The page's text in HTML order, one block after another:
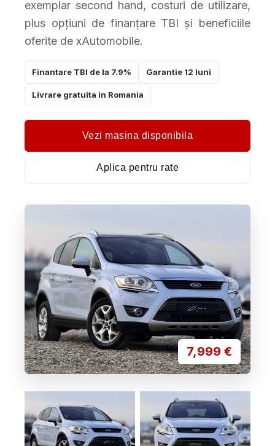
exemplar second hand, costuri de utilizare,
plus opțiuni de finanțare TBI și beneficiile
oferite de xAutomobile.
Finantare TBI de la 7.9% Garantie 12 luni
Livrare gratuita in Romania
Vezi masina disponibila
Aplica pentru rate
7,999 €